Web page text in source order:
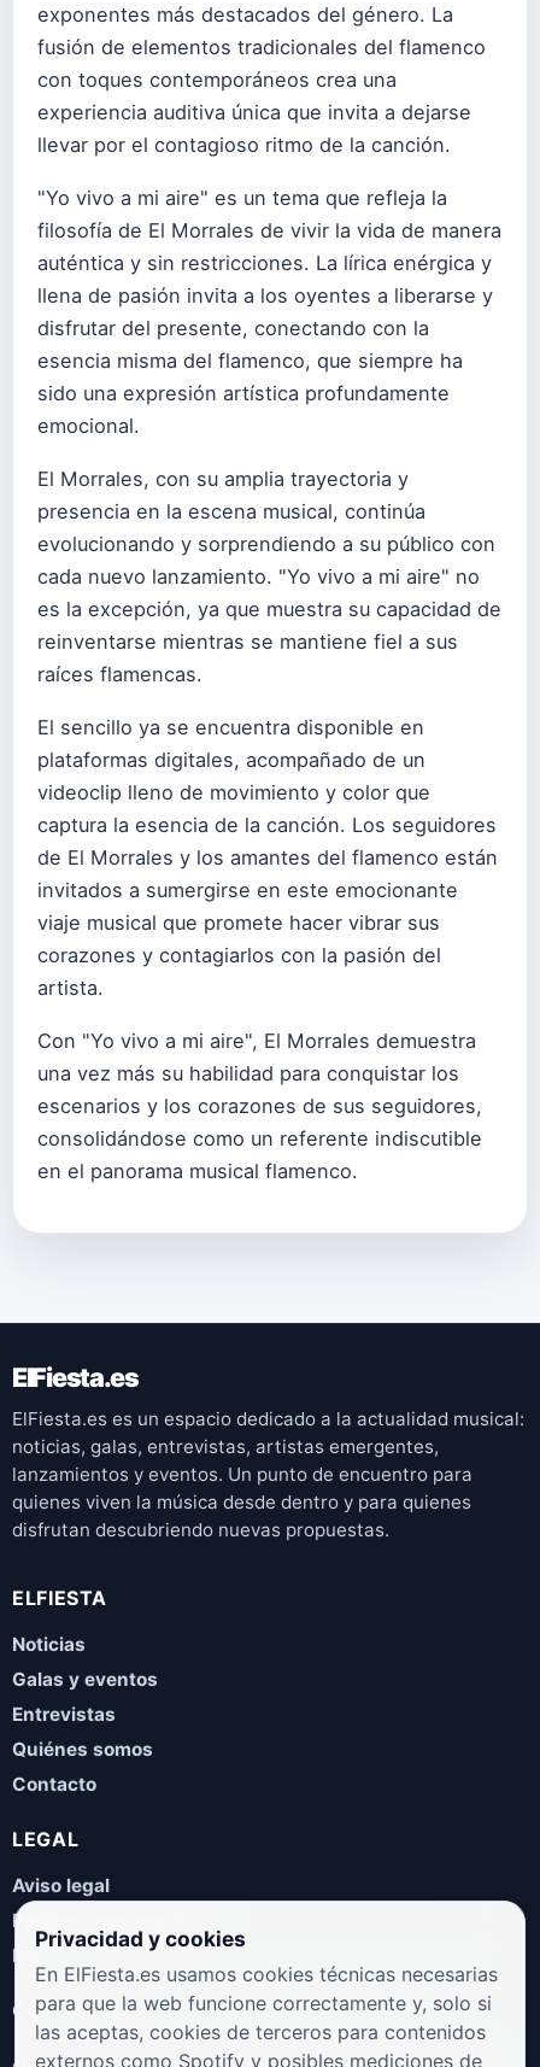
exponentes más destacados del género. La
fusión de elementos tradicionales del flamenco
con toques contemporáneos crea una
experiencia auditiva única que invita a dejarse
llevar por el contagioso ritmo de la canción.
"Yo vivo a mi aire" es un tema que refleja la
filosofía de El Morrales de vivir la vida de manera
auténtica y sin restricciones. La lírica enérgica y
llena de pasión invita a los oyentes a liberarse y
disfrutar del presente, conectando con la
esencia misma del flamenco, que siempre ha
sido una expresión artística profundamente
emocional.
El Morrales, con su amplia trayectoria y
presencia en la escena musical, continúa
evolucionando y sorprendiendo a su público con
cada nuevo lanzamiento. "Yo vivo a mi aire" no
es la excepción, ya que muestra su capacidad de
reinventarse mientras se mantiene fiel a sus
raíces flamencas.
El sencillo ya se encuentra disponible en
plataformas digitales, acompañado de un
videoclip lleno de movimiento y color que
captura la esencia de la canción. Los seguidores
de El Morrales y los amantes del flamenco están
invitados a sumergirse en este emocionante
viaje musical que promete hacer vibrar sus
corazones y contagiarlos con la pasión del
artista.
Con "Yo vivo a mi aire", El Morrales demuestra
una vez más su habilidad para conquistar los
escenarios y los corazones de sus seguidores,
consolidándose como un referente indiscutible
en el panorama musical flamenco.
ElFiesta.es
ElFiesta.es es un espacio dedicado a la actualidad musical:
noticias, galas, entrevistas, artistas emergentes,
lanzamientos y eventos. Un punto de encuentro para
quienes viven la música desde dentro y para quienes
disfrutan descubriendo nuevas propuestas.
ELFIESTA
Noticias
Galas y eventos
Entrevistas
Quiénes somos
Contacto
LEGAL
Aviso legal
Política de privacidad
Política de cookies
COLABORA
¿Eres artista, manager, sello o promotor? Envíanos tus
Privacidad y cookies
En ElFiesta.es usamos cookies técnicas necesarias
para que la web funcione correctamente y, solo si
las aceptas, cookies de terceros para contenidos
externos como Spotify y posibles mediciones de